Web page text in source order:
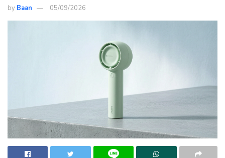
by Baan 05/09/2026